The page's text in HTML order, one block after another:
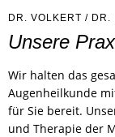
DR. VOLKERT /
Unsere
Wir halten das
Augenheilkunde
für Sie bereit.
und Therapie der